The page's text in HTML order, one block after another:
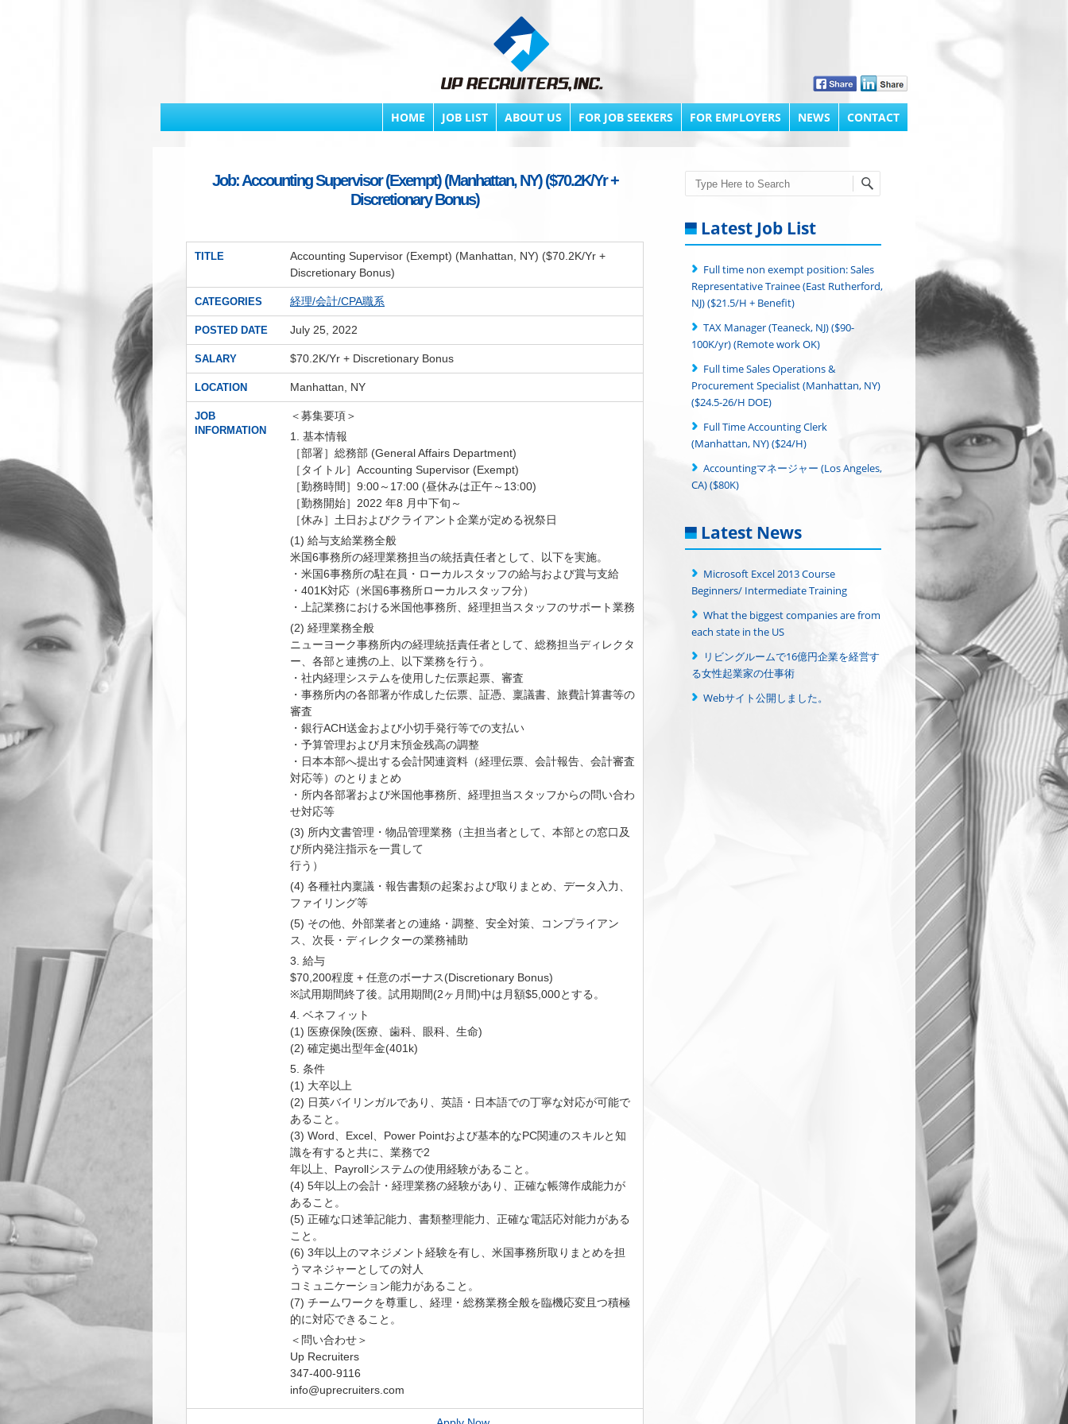
HOME JOB LIST ABOUT US FOR JOB SEEKERS FOR EMPLOYERS NEWS CONTACT
Job: Accounting Supervisor (Exempt) (Manhattan, NY) ($70.2K/Yr +
Discretionary Bonus)
TITLE
Accounting Supervisor (Exempt) (Manhattan, NY) ($70.2K/Yr +
Discretionary Bonus)
CATEGORIES 経理/会計/CPA職系
POSTED DATE July 25, 2022
SALARY $70.2K/Yr + Discretionary Bonus
LOCATION Manhattan, NY
JOB
INFORMATION
＜募集要項＞
1. 基本情報
［部署］総務部 (General Affairs Department)
［タイトル］Accounting Supervisor (Exempt)
［勤務時間］9:00～17:00 (昼休みは正午～13:00)
［勤務開始］2022 年8 月中下旬～
［休み］土日およびクライアント企業が定める祝祭日
(1) 給与支給業務全般
米国6事務所の経理業務担当の統括責任者として、以下を実施。
・米国6事務所の駐在員・ローカルスタッフの給与および賞与支給
・401K対応（米国6事務所ローカルスタッフ分）
・上記業務における米国他事務所、経理担当スタッフのサポート業務
(2) 経理業務全般
ニューヨーク事務所内の経理統括責任者として、総務担当ディレクタ
ー、各部と連携の上、以下業務を行う。
・社内経理システムを使用した伝票起票、審査
・事務所内の各部署が作成した伝票、証憑、稟議書、旅費計算書等の
審査
・銀行ACH送金および小切手発行等での支払い
・予算管理および月末預金残高の調整
・日本本部へ提出する会計関連資料（経理伝票、会計報告、会計審査
対応等）のとりまとめ
・所内各部署および米国他事務所、経理担当スタッフからの問い合わ
せ対応等
(3) 所内文書管理・物品管理業務（主担当者として、本部との窓口及
び所内発注指示を一貫して
行う）
(4) 各種社内稟議・報告書類の起案および取りまとめ、データ入力、
ファイリング等
(5) その他、外部業者との連絡・調整、安全対策、コンプライアン
ス、次長・ディレクターの業務補助
3. 給与
$70,200程度 + 任意のボーナス(Discretionary Bonus)
※試用期間終了後。試用期間(2ヶ月間)中は月額$5,000とする。
4. ベネフィット
(1) 医療保険(医療、歯科、眼科、生命)
(2) 確定拠出型年金(401k)
5. 条件
(1) 大卒以上
(2) 日英バイリンガルであり、英語・日本語での丁寧な対応が可能で
あること。
(3) Word、Excel、Power Pointおよび基本的なPC関連のスキルと知
識を有すると共に、業務で2
年以上、Payrollシステムの使用経験があること。
(4) 5年以上の会計・経理業務の経験があり、正確な帳簿作成能力が
あること。
(5) 正確な口述筆記能力、書類整理能力、正確な電話応対能力がある
こと。
(6) 3年以上のマネジメント経験を有し、米国事務所取りまとめを担
うマネジャーとしての対人
コミュニケーション能力があること。
(7) チームワークを尊重し、経理・総務業務全般を臨機応変且つ積極
的に対応できること。
＜問い合わせ＞
Up Recruiters
347-400-9116
info@uprecruiters.com
Search
Latest Job List
Full time non exempt position: Sales
Representative Trainee (East Rutherford,
NJ) ($21.5/H + Benefit)
TAX Manager (Teaneck, NJ) ($90-
100K/yr) (Remote work OK)
Full time Sales Operations &
Procurement Specialist (Manhattan, NY)
($24.5-26/H DOE)
Full Time Accounting Clerk
(Manhattan, NY) ($24/H)
Accountingマネージャー (Los Angeles,
CA) ($80K)
Latest News
Microsoft Excel 2013 Course
Beginners/ Intermediate Training
What the biggest companies are from
each state in the US
リビングルームで16億円企業を経営す
る女性起業家の仕事術
Webサイト公開しました。